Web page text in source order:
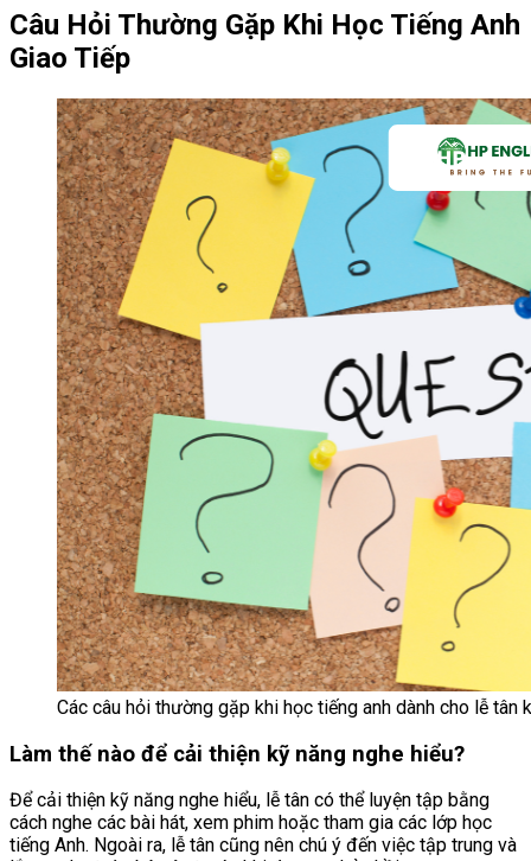
Câu Hỏi Thường Gặp Khi Học Tiếng Anh
Giao Tiếp
Các câu hỏi thường gặp khi học tiếng anh dành cho lễ tân
Làm thế nào để cải thiện kỹ năng nghe hiểu?
Để cải thiện kỹ năng nghe hiểu, lễ tân có thể luyện tập bằng
cách nghe các bài hát, xem phim hoặc tham gia các lớp học
tiếng Anh. Ngoài ra, lễ tân cũng nên chú ý đến việc tập trung và